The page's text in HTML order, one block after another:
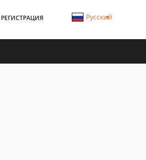
РЕГИСТРАЦИЯ Русский